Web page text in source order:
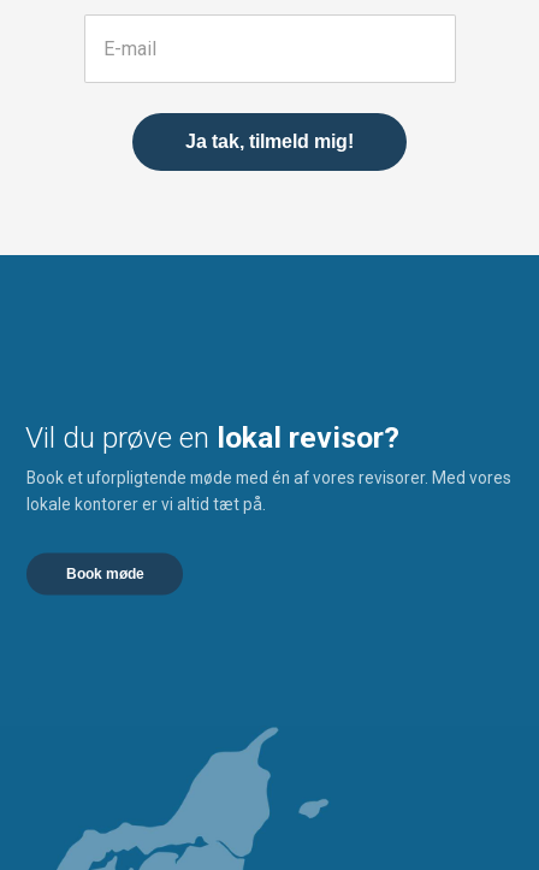
Vil du prøve en lokal revisor?
Book et uforpligtende møde med én af vores revisorer. Med vores
lokale kontorer er vi altid tæt på.
Book møde